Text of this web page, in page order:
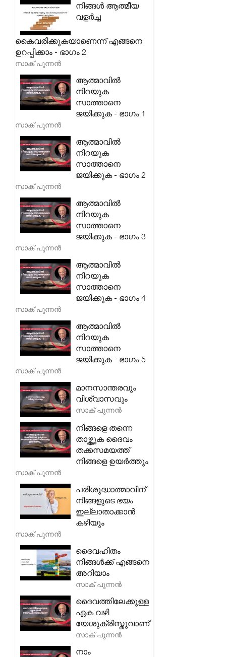
നിങ്ങൾ ആത്മീയ
വളർച്ച
കൈവരിക്കുകയാണെന്ന് എങ്ങനെ
ഉറപ്പിക്കാം - ഭാഗം 2
സാക് പുന്നൻ
ആത്മാവിൽ
നിറയുക
സാത്താനെ
ജയിക്കുക - ഭാഗം 1
സാക് പുന്നൻ
ആത്മാവിൽ
നിറയുക
സാത്താനെ
ജയിക്കുക - ഭാഗം 2
സാക് പുന്നൻ
ആത്മാവിൽ
നിറയുക
സാത്താനെ
ജയിക്കുക - ഭാഗം 3
സാക് പുന്നൻ
ആത്മാവിൽ
നിറയുക
സാത്താനെ
ജയിക്കുക - ഭാഗം 4
സാക് പുന്നൻ
ആത്മാവിൽ
നിറയുക
സാത്താനെ
ജയിക്കുക - ഭാഗം 5
സാക് പുന്നൻ
മാനസാന്തരവും
വിശ്വാസവും
സാക് പുന്നൻ
നിങ്ങളെ തന്നെ
താഴ്ത്തുക ദൈവം
തക്കസമയത്ത്
നിങ്ങളെ ഉയർത്തും
സാക് പുന്നൻ
പരിശുദ്ധാത്മാവിന്
നിങ്ങളുടെ ഭയം
ഇല്ലാതാക്കാൻ
കഴിയും
സാക് പുന്നൻ
ദൈവഹിതം
നിങ്ങൾക്ക് എങ്ങനെ
അറിയാം
സാക് പുന്നൻ
ദൈവത്തിലേക്കുള്ള
ഏക വഴി
യേശുക്രിസ്തുവാണ്
സാക് പുന്നൻ
നാം